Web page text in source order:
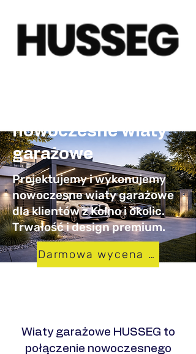
nowoczesne wiaty
garażowe
Projektujemy i wykonujemy
nowoczesne wiaty garażowe
dla klientów z Kolno i okolic.
Trwałość i design premium.
Darmowa wycena w 24h
​Wiaty garażowe HUSSEG to
połączenie nowoczesnego